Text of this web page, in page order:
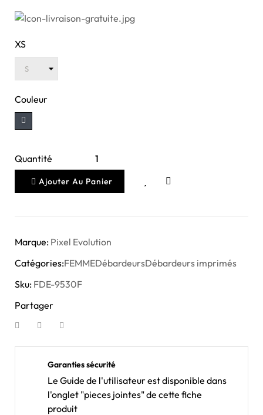
XS
Couleur
Quantité
Ajouter Au Panier
Marque: Pixel Evolution
Catégories:FEMMEDébardeursDébardeurs imprimés
Sku: FDE-9530F
Partager
Garanties sécurité
Le Guide de l'utilisateur est disponible dans
l'onglet "pieces jointes" de cette fiche
produit